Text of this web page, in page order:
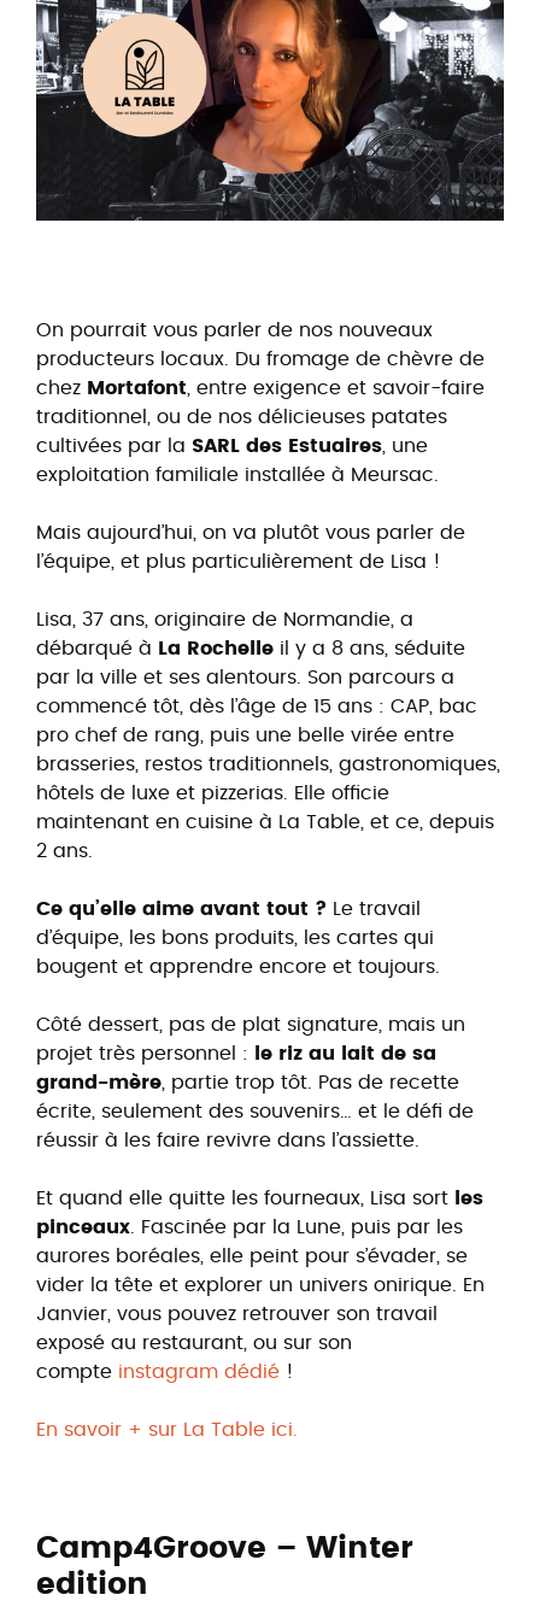
On pourrait vous parler de nos nouveaux
producteurs locaux. Du fromage de chèvre de
chez Mortafont, entre exigence et savoir-faire
traditionnel, ou de nos délicieuses patates
cultivées par la SARL des Estuaires, une
exploitation familiale installée à Meursac.
Mais aujourd’hui, on va plutôt vous parler de
l’équipe, et plus particulièrement de Lisa !
Lisa, 37 ans, originaire de Normandie, a
débarqué à
La Rochelle il y a 8 ans, séduite
par la ville et ses alentours. Son parcours a
commencé tôt, dès l’âge de 15 ans : CAP, bac
pro chef de rang, puis une belle virée entre
brasseries, restos traditionnels, gastronomiques,
hôtels de luxe et pizzerias. Elle officie
maintenant en cuisine à La Table, et ce, depuis
2 ans.
Ce qu’elle aime avant tout ? Le travail
d’équipe, les bons produits, les cartes qui
bougent et apprendre encore et toujours.
Côté dessert, pas de plat signature, mais un
projet très personnel :
le riz au lait de sa
grand-mère, partie trop tôt. Pas de recette
écrite, seulement des souvenirs… et le défi de
réussir à les faire revivre dans l’assiette.
Et quand elle quitte les fourneaux, Lisa sort
les
pinceaux. Fascinée par la Lune, puis par les
aurores boréales, elle peint pour s’évader, se
vider la tête et explorer un univers onirique. En
Janvier, vous pouvez retrouver son travail
exposé au restaurant, ou sur son
compte instagram dédié !
En savoir + sur La Table ici.
Camp4Groove – Winter
edition